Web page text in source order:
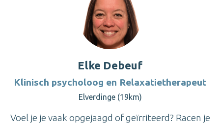
Elke Debeuf
Klinisch psycholoog en Relaxatietherapeut
Elverdinge (19km)
Voel je je vaak opgejaagd of geïrriteerd? Racen je